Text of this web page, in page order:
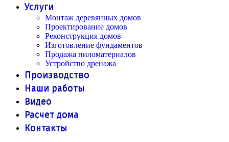
Услуги
Монтаж деревянных домов
Проектирование домов
Реконструкция домов
Изготовление фундаментов
Продажа пиломатериалов
Устройство дренажа
Производство
Наши работы
Видео
Расчет дома
Контакты